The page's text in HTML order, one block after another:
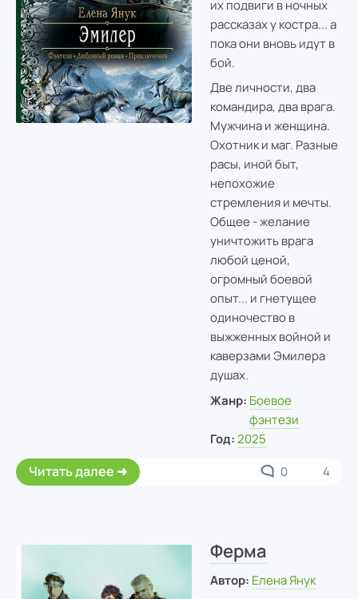
их подвиги в ночных
рассказах у костра... а
пока они вновь идут в
бой.
Две личности, два
командира, два врага.
Мужчина и женщина.
Охотник и маг. Разные
расы, иной быт,
непохожие
стремления и мечты.
Общее - желание
уничтожить врага
любой ценой,
огромный боевой
опыт... и гнетущее
одиночество в
выжженных войной и
каверзами Эмилера
душах.
Жанр: Боевое
фэнтези
Год: 2025
Читать далее 0 4
Ферма
Автор: Елена Янук